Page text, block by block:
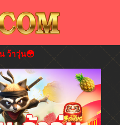
ว้าวุ่น😳